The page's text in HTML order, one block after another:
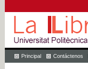
Principal Contáctenos